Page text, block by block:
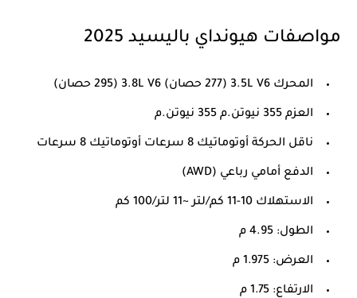
مواصفات هيونداي باليسيد 2025
المحرك 3.5L V6 (277 حصان) 3.8L V6 (295 حصان)
العزم 355 نيوتن.م 355 نيوتن.م
ناقل الحركة أوتوماتيك 8 سرعات أوتوماتيك 8 سرعات
الدفع أمامي رباعي (AWD)
الاستهلاك 10-11 كم/لتر ~11 لتر/100 كم
الطول: 4.95 م
العرض: 1.975 م
الارتفاع: 1.75 م